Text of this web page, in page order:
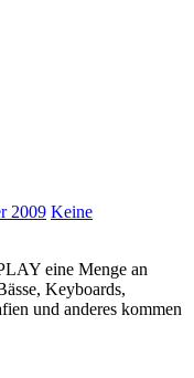
2009 Keine
Keyboards,
und anderes kommen